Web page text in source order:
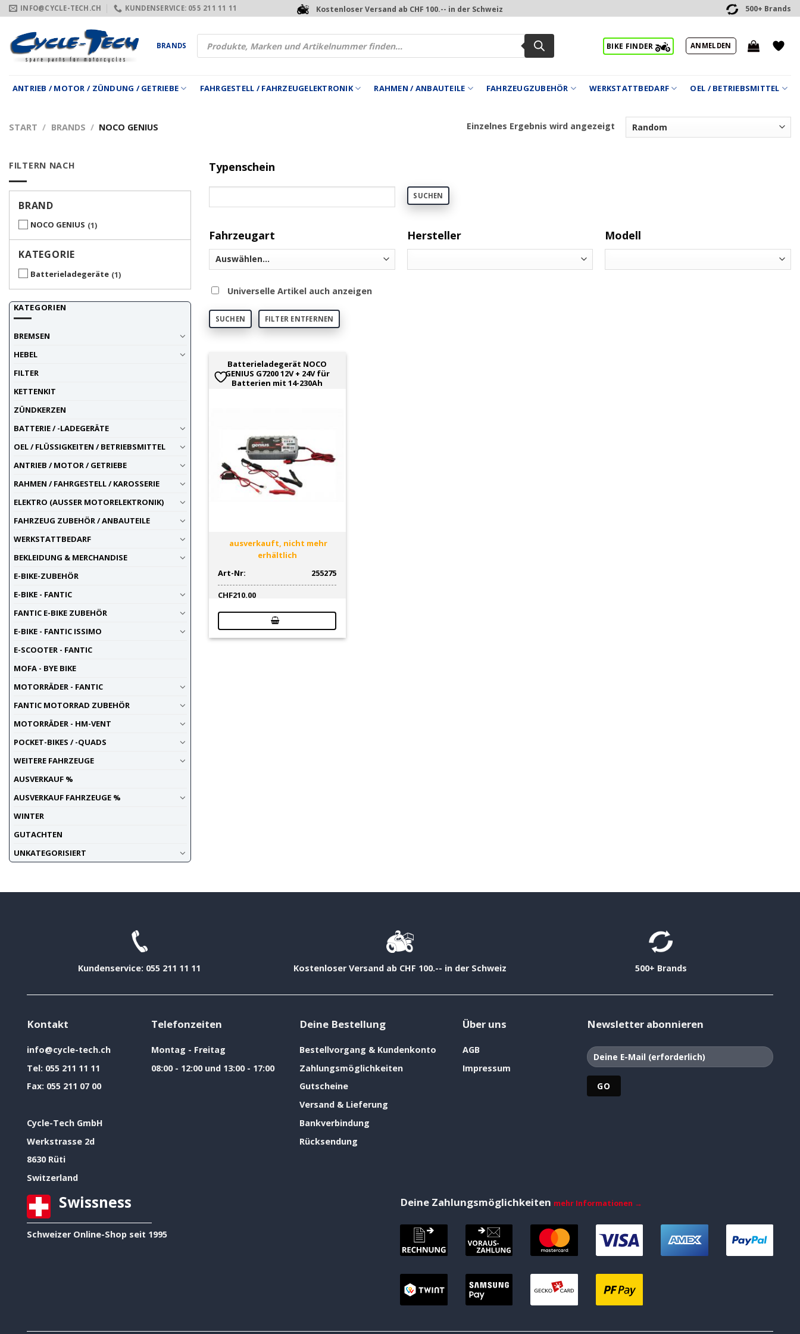
Zum
Inhalt
springen
INFO@CYCLE-TECH.CH KUNDENSERVICE: 055 211 11 11 Kostenloser Versand ab CHF 100.-- in der Schweiz 500+ Brands
BRANDS
Products
search
BIKE FINDER ANMELDEN
ANTRIEB / MOTOR / ZÜNDUNG / GETRIEBE FAHRGESTELL / FAHRZEUGELEKTRONIK RAHMEN / ANBAUTEILE FAHRZEUGZUBEHÖR WERKSTATTBEDARF OEL / BETRIEBSMITTEL
START / BRANDS / NOCO GENIUS Einzelnes Ergebnis wird angezeigt
FILTERN NACH
BRAND
NOCO GENIUS 1
KATEGORIE
Batterieladegeräte 1
KATEGORIEN
BREMSEN
HEBEL
FILTER
KETTENKIT
ZÜNDKERZEN
BATTERIE / -LADEGERÄTE
OEL / FLÜSSIGKEITEN / BETRIEBSMITTEL
ANTRIEB / MOTOR / GETRIEBE
RAHMEN / FAHRGESTELL / KAROSSERIE
ELEKTRO (AUSSER MOTORELEKTRONIK)
FAHRZEUG ZUBEHÖR / ANBAUTEILE
WERKSTATTBEDARF
BEKLEIDUNG & MERCHANDISE
E-BIKE-ZUBEHÖR
E-BIKE - FANTIC
FANTIC E-BIKE ZUBEHÖR
E-BIKE - FANTIC ISSIMO
E-SCOOTER - FANTIC
MOFA - BYE BIKE
MOTORRÄDER - FANTIC
FANTIC MOTORRAD ZUBEHÖR
MOTORRÄDER - HM-VENT
POCKET-BIKES / -QUADS
WEITERE FAHRZEUGE
AUSVERKAUF %
AUSVERKAUF FAHRZEUGE %
WINTER
GUTACHTEN
UNKATEGORISIERT
Typenschein
SUCHEN
Fahrzeugart Hersteller Modell
Universelle Artikel auch anzeigen
SUCHEN FILTER ENTFERNEN
Batterieladegerät NOCO
GENIUS G7200 12V + 24V für
Batterien mit 14-230Ah
ausverkauft, nicht mehr
erhältlich
Art-Nr:
255275
CHF210.00
Kundenservice: 055 211 11 11 Kostenloser Versand ab CHF 100.-- in der Schweiz 500+ Brands
Kontakt
info@cycle-tech.ch
Tel: 055 211 11 11
Fax: 055 211 07 00
Cycle-Tech GmbH
Werkstrasse 2d
8630 Rüti
Switzerland
Telefonzeiten
Montag - Freitag
08:00 - 12:00 und 13:00 - 17:00
Deine Bestellung
Bestellvorgang & Kundenkonto
Zahlungsmöglichkeiten
Gutscheine
Versand & Lieferung
Bankverbindung
Rücksendung
Über uns
AGB
Impressum
Newsletter abonnieren
Swissness
Schweizer Online-Shop seit 1995
Deine Zahlungsmöglichkeiten mehr Informationen →